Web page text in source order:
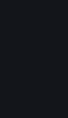
Lippe